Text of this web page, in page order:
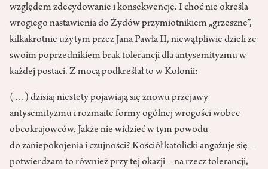
względem zdecydowanie i konsekwencję. I choć nie określa
wrogiego nastawienia do Żydów przymiotnikiem „grzeszne”,
kilkakrotnie użytym przez Jana Pawła II, niewątpliwie dzieli ze
swoim poprzednikiem brak tolerancji dla antysemityzmu w
każdej postaci. Z mocą podkreślał to w Kolonii:
(…) dzisiaj niestety pojawiają się znowu przejawy
antysemityzmu i rozmaite formy ogólnej wrogości wobec
obcokrajowców. Jakże nie widzieć w tym powodu
do zaniepokojenia i czujności? Kościół katolicki angażuje się –
potwierdzam to również przy tej okazji – na rzecz tolerancji,